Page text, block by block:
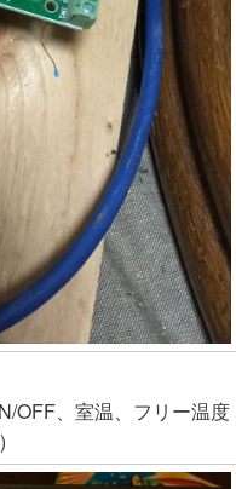
OFF、室温、フリー温度